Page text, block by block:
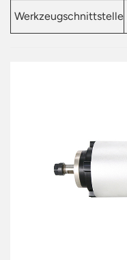
Werkzeugschnittstelle